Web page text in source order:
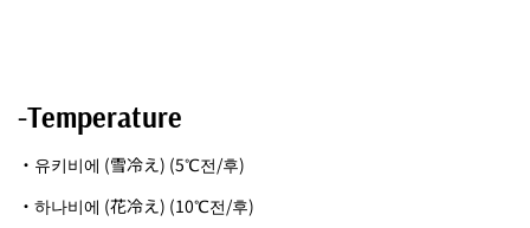
-Temperature
・유키비에 (雪冷え) (5℃전/후)
・하나비에 (花冷え) (10℃전/후)